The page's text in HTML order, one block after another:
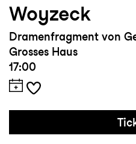
Woyzeck
Dramenfragment von
Grosses Haus
17:00